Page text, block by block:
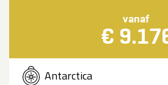
vanaf
€
Antarctica